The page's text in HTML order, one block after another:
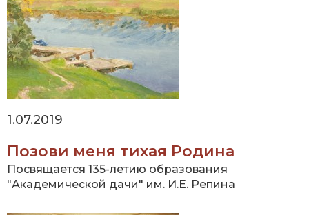
1.07.2019
Позови меня тихая Родина
Посвящается 135-летию образования
"Академической дачи" им. И.Е. Репина